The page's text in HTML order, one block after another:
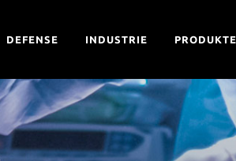
DEFENSE INDUSTRIE PRODUKTE